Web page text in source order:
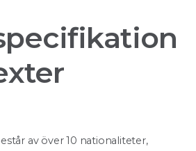
av över 10 nationaliteter,